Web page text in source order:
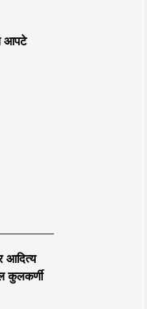
आपटे
आदित्य
कुलकर्णी